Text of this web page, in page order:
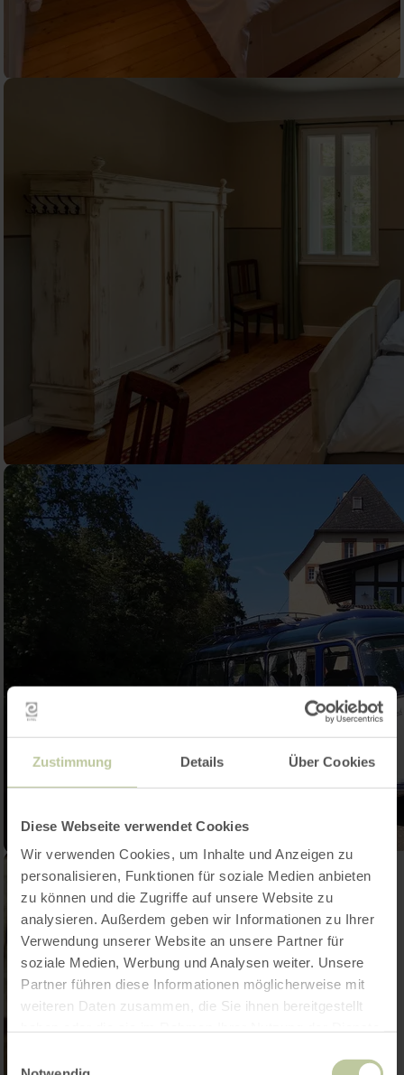
Zustimmung Details Über Cookies
Diese Webseite verwendet Cookies
Wir verwenden Cookies, um Inhalte und Anzeigen zu
personalisieren, Funktionen für soziale Medien anbieten
zu können und die Zugriffe auf unsere Website zu
analysieren. Außerdem geben wir Informationen zu Ihrer
Verwendung unserer Website an unsere Partner für
soziale Medien, Werbung und Analysen weiter. Unsere
Partner führen diese Informationen möglicherweise mit
weiteren Daten zusammen, die Sie ihnen bereitgestellt